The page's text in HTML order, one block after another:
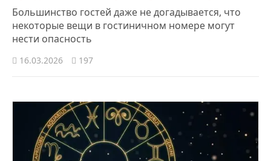
Большинство гостей даже не догадывается, что
некоторые вещи в гостиничном номере могут
нести опасность
16.03.2026 197